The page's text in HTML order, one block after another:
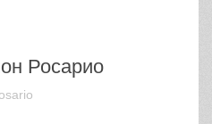
Росарио